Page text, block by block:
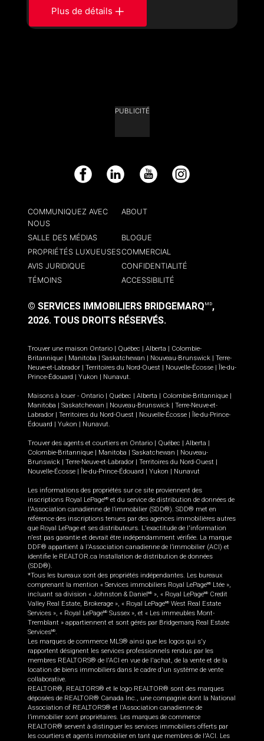
Plus de détails
PUBLICITÉ
Facebook LinkedIn YouTube Instagram
COMMUNIQUEZ AVEC
NOUS
ABOUT
SALLE DES MÉDIAS
BLOGUE
PROPRIÉTÉS LUXUEUSESCOMMERCIAL
AVIS JURIDIQUE
CONFIDENTIALITÉ
TÉMOINS
ACCESSIBILITÉ
© SERVICES IMMOBILIERS BRIDGEMARQ MD,
2026. TOUS DROITS RÉSERVÉS.
Trouver une maison Ontario Québec Alberta
Colombie-
Britannique
Manitoba Saskatchewan Nouveau-Brunswick
Terre-
Neuve-et-Labrador
Territoires du Nord-Ouest Nouvelle-Écosse
Île-du-
Prince-Édouard
Yukon Nunavut.
Maisons à louer - Ontario Québec Alberta Colombie-Britannique
Manitoba
Saskatchewan Nouveau-Brunswick
Terre-Neuve-et-
Labrador
Territoires du Nord-Ouest Nouvelle-Écosse
Île-du-Prince-
Édouard
Yukon Nunavut.
Trouver des agents et courtiers en Ontario Québec Alberta
Colombie-Britannique
Manitoba Saskatchewan
Nouveau-
Brunswick
Terre-Neuve-et-Labrador Territoires du Nord-Ouest
Nouvelle-Écosse
Île-du-Prince-Édouard Yukon Nunavut
Les informations des propriétés sur ce site proviennent des
inscriptions Royal LePageMD et du service de distribution de données de
l'Association canadienne de l’immobilier (SDD®). SDD® met en
référence des inscriptions tenues par des agences immobilières autres
que Royal LePage et ses distributeurs. L'exactitude de l'information
n'est pas garantie et devrait être indépendamment vérifiée. La marque
DDF® appartient à l'Association canadienne de l’immobilier (ACI) et
identifie le REALTOR.ca Installation de distribution de données
(SDD®).
*Tous les bureaux sont des propriétés indépendantes. Les bureaux
comprenant la mention « Services immobiliers Royal LePageMD
Ltée »,
incluant sa division « Johnston & Daniel MD », « Royal LePageMD
Credit
Valley Real Estate, Brokerage », « Royal LePageMD West Real Estate
Services », « Royal LePageMD Sussex », et « Les immeubles Mont-
Tremblant » appartiennent et sont gérés par Bridgemarq Real Estate
ServicesMD.
Les marques de commerce MLS® ainsi que les logos qui s'y
rapportent désignent les services professionnels rendus par les
membres REALTORS® de l'ACI en vue de l'achat, de la vente et de la
location de biens immobiliers dans le cadre d'un système de vente
collaborative.
REALTOR®, REALTORS® et le logo REALTOR® sont des marques
déposées de REALTOR® Canada Inc., une compagnie dont la National
Association of REALTORS® et l'Association canadienne de
l’immobilier sont propriétaires. Les marques de commerce
REALTOR® servent à distinguer les services immobiliers offerts par
les courtiers et agents immobilier en tant que membres de l'ACI. Les